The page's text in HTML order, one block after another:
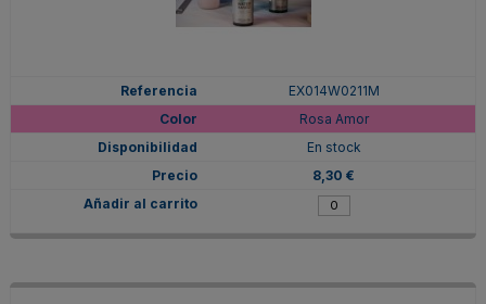
EX014W0211M
Rosa Amor
En stock
8,30 €